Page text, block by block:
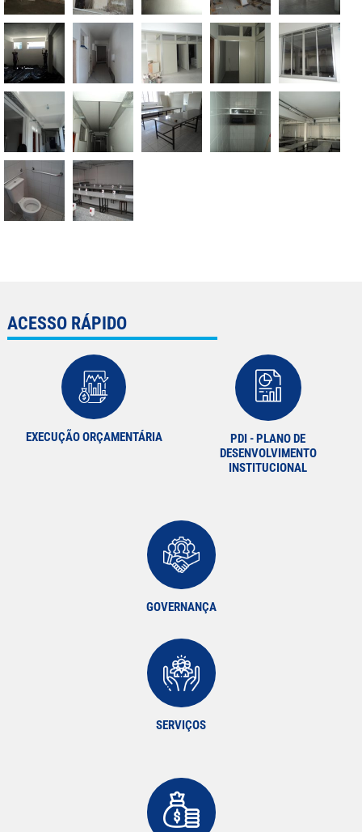
ACESSO RÁPIDO
EXECUÇÃO ORÇAMENTÁRIA
PDI - PLANO DE
DESENVOLVIMENTO
INSTITUCIONAL
GOVERNANÇA
SERVIÇOS